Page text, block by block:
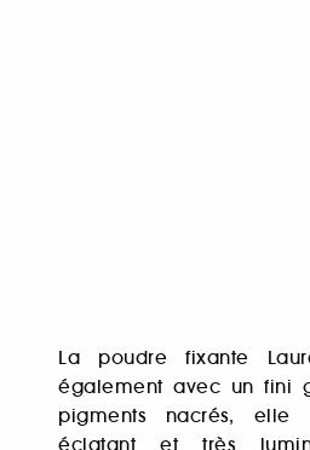
La poudre fixante
également avec un fini
pigments nacrés, elle
éclatant et très